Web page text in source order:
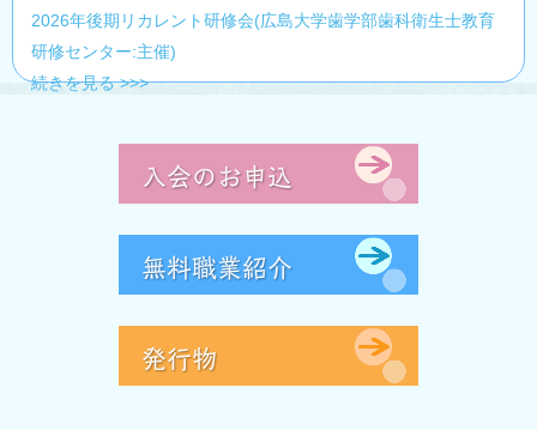
2026年後期リカレント研修会(広島大学歯学部歯科衛生士教育
研修センター:主催)
続きを見る >>>